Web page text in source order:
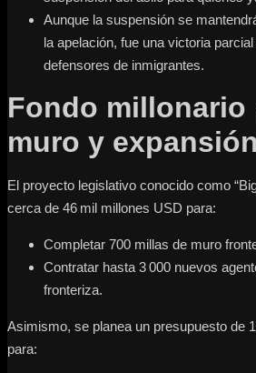
Aunque la suspensión se
la apelación, fue una victoria
defensores de inmigrantes.
Fondo millonario
muro y
El proyecto legislativo conocido como
cerca de 46 mil millones USD para:
Completar 700 millas de muro
Contratar hasta 3 000 nuevos
fronteriza.
Asimismo, se planea un presupuesto de
para: